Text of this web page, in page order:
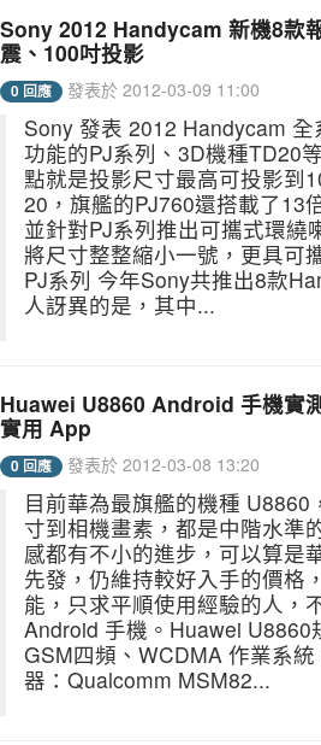
Sony 2012 Handycam 新機8款
震、100吋投影
0 回應 發表於 2012-03-09 11:00
Sony 發表 2012 Handycam
功能的PJ系列、3D機種TD20
點就是投影尺寸最高可投影到
20，旗艦的PJ760還搭載了13
並針對PJ系列推出可攜式環繞
將尺寸整整縮小一號，更具可
PJ系列 今年Sony共推出8款
人訝異的是，其中...
Huawei U8860 Android 手機實
實用 App
0 回應 發表於 2012-03-08 13:20
目前華為最旗艦的機種 U8860
寸到相機畫素，都是中階水準
感都有不小的進步，可以算是
先發，仍維持較好入手的價格
能，只求平順使用經驗的人，
Android 手機。Huawei U8860
GSM四頻、WCDMA 作業系
器：Qualcomm MSM82...